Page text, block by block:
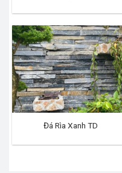
Đá Rìa Xanh TD